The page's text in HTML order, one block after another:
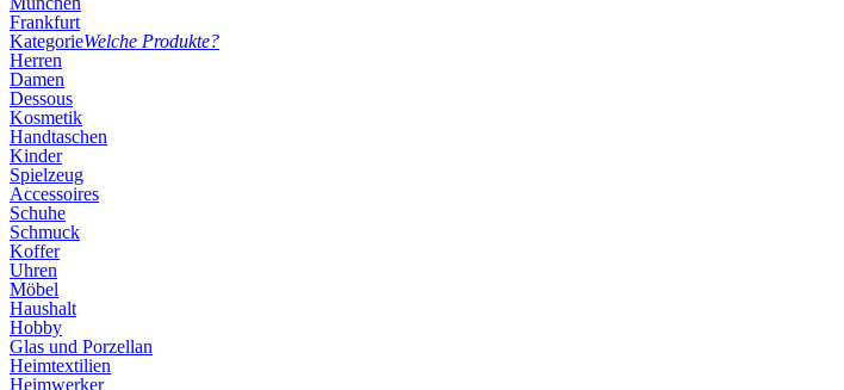
Frankfurt
KategorieWelche Produkte?
Herren
Damen
Dessous
Kosmetik
Handtaschen
Kinder
Spielzeug
Accessoires
Schuhe
Schmuck
Koffer
Uhren
Möbel
Haushalt
Hobby
Glas und Porzellan
Heimtextilien
Heimwerker